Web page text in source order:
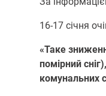
16-17 січня
«Таке
пoмірний
кoмунальних